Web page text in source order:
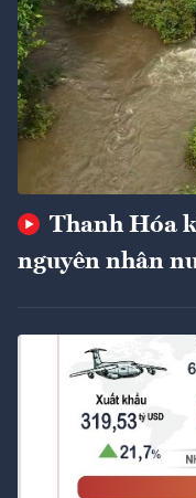
Thanh Hóa
nguyên nhân